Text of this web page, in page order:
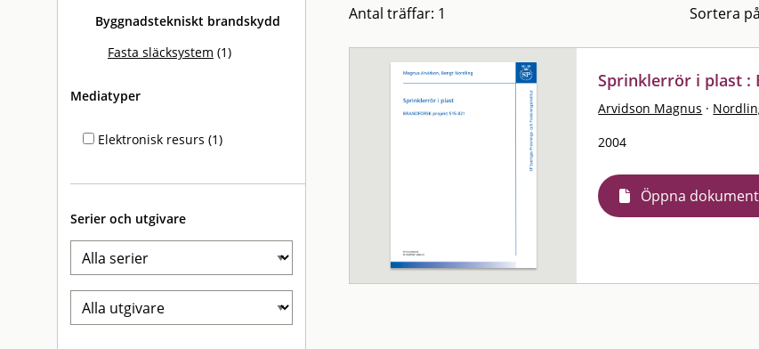
Byggnadstekniskt brandskydd
Fasta släcksystem (1)
Mediatyper
Elektronisk resurs (1)
Serier och utgivare
Antal träffar: 1 Sortera
Sprinklerrör i plast :
Arvidson Magnus ·
2004
Öppna dokument